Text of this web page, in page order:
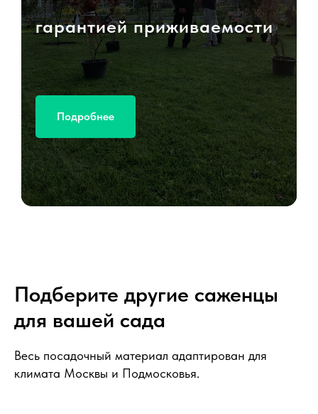
гарантией приживаемости
Подробнее
Подберите другие саженцы
для вашей сада
Весь посадочный материал адаптирован для
климата Москвы и Подмосковья.